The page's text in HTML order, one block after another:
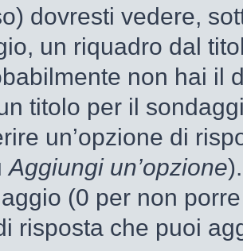
dovresti vedere,
un riquadro dal
non hai il
titolo per il
un’opzione di
Aggiungi un’opzione
(0 per non
risposta che puoi